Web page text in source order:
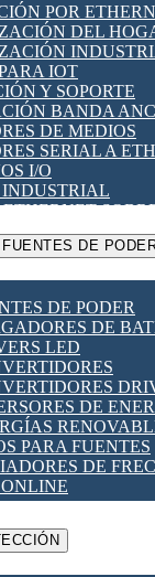
DE
-
VARIAS
LED
REED
DE RELÉ
TÉRMICA
SÓLIDO
DE
DE
POR
DEL
IOT
Y SOPORTE
BANDA
DE MEDIOS
SERIAL A
I/O
REDES
IOT
REDES WIFI
IOT
LORAWAN
RED CELULAR
PARA REDES
IP (VOIP)
IP (CCTV)
FUENTES DE
DE PODER
DE
LED
DE
PARA FUENTES
DE